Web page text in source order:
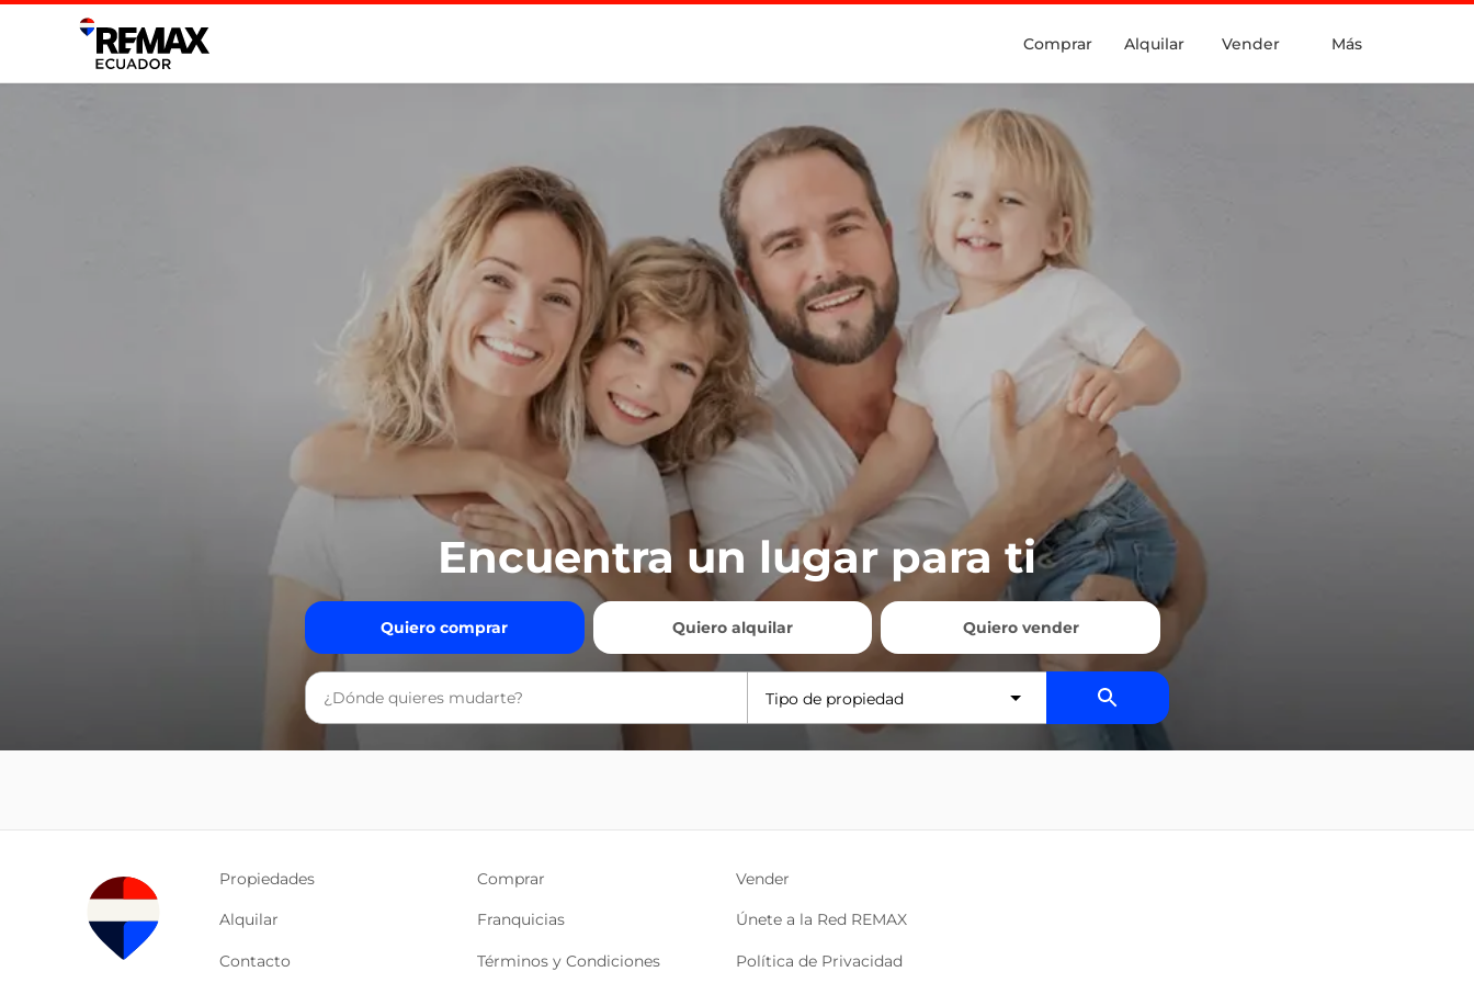
Comprar Alquilar Vender Más
Encuentra un lugar para ti
Quiero comprar Quiero alquilar Quiero vender
Tipo de propiedad
Propiedades Comprar Vender
Alquilar Franquicias Únete a la Red REMAX
Contacto Términos y Condiciones Política de Privacidad